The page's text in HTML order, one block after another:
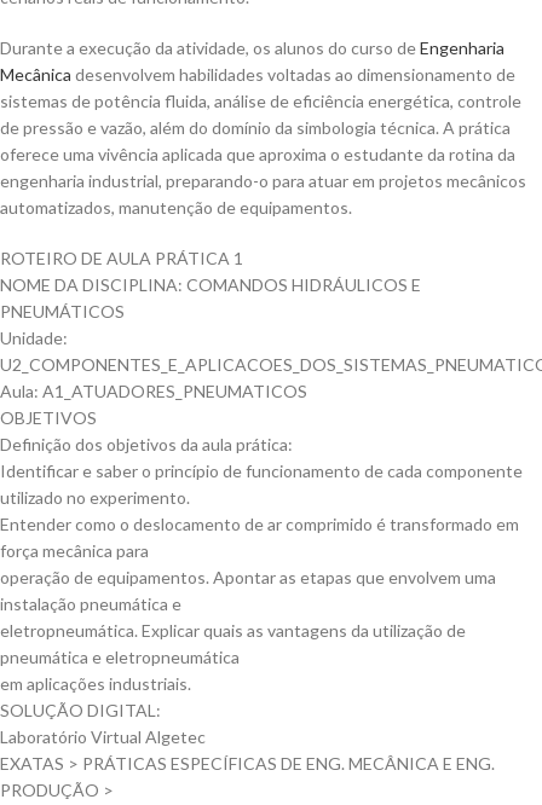
Durante a execução da atividade, os alunos do curso deEngenharia
Mecânica desenvolvem habilidades voltadas ao dimensionamento de
sistemas de potência fluida, análise de eficiência energética, controle
de pressão e vazão, além do domínio da simbologia técnica. A prática
oferece uma vivência aplicada que aproxima o estudante da rotina da
engenharia industrial, preparando-o para atuar em projetos mecânicos
automatizados, manutenção de equipamentos.
ROTEIRO DE AULA PRÁTICA 1
NOME DA DISCIPLINA: COMANDOS HIDRÁULICOS E
PNEUMÁTICOS
Unidade:
Aula: A1_ATUADORES_PNEUMATICOS
OBJETIVOS
Definição dos objetivos da aula prática:
Identificar e saber o princípio de funcionamento de cada componente
utilizado no experimento.
Entender como o deslocamento de ar comprimido é transformado em
força mecânica para
operação de equipamentos. Apontar as etapas que envolvem uma
instalação pneumática e
eletropneumática. Explicar quais as vantagens da utilização de
pneumática e eletropneumática
em aplicações industriais.
SOLUÇÃO DIGITAL:
Laboratório Virtual Algetec
EXATAS > PRÁTICAS ESPECÍFICAS DE ENG. MECÂNICA E ENG.
PRODUÇÃO >